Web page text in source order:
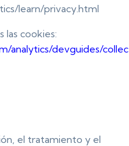
learn/privacy.html
las cookies:
analytics/devguides/
el tratamiento y el